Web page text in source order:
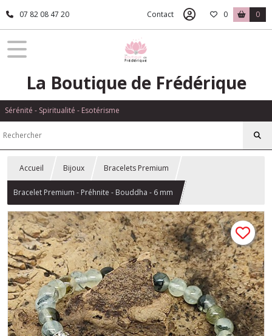
07 82 08 47 20 Contact 0 0
La Boutique de Frédérique
Sérénité - Spiritualité - Esotérisme
Accueil Bijoux Bracelets Premium
Bracelet Premium - Préhnite - Bouddha - 6 mm